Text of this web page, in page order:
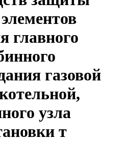
главного
газовой
узла
т